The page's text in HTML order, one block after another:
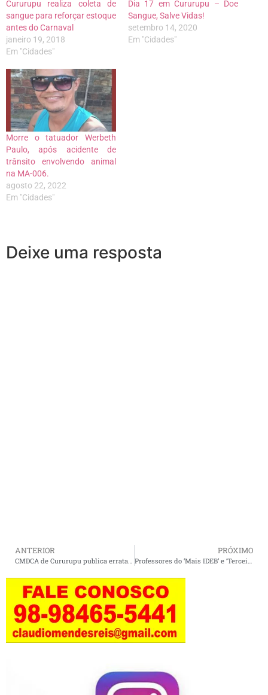
Cururupu realiza coleta de
sangue para reforçar estoque
antes do Carnaval
janeiro 19, 2018
Em "Cidades"
Dia 17 em Cururupu – Doe
Sangue, Salve Vidas!
setembro 14, 2020
Em "Cidades"
Morre o tatuador Werbeth
Paulo, após acidente de
trânsito envolvendo animal
na MA-006.
agosto 22, 2022
Em "Cidades"
Deixe uma resposta
ANTERIOR
CMDCA de Cururupu publica errata com novas datas para o processo de escolha dos conselheiros tutelares
PRÓXIMO
Professores do ‘Mais IDEB’ e ‘Terceirão’ protestam contra atraso em pagamentos no Maranhão.